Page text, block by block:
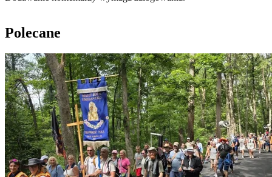
Polecane